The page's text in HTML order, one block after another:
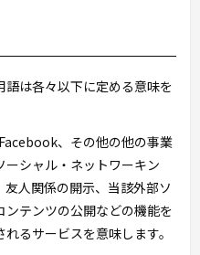
は各々以下に定める意味を
、その他の他の事業
シャル・ネットワーキン
人関係の開示、当該外部ソ
テンツの公開などの機能を
るサービスを意味します。